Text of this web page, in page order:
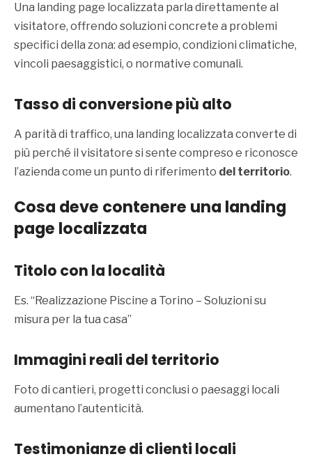
Una landing page localizzata parla direttamente al
visitatore, offrendo soluzioni concrete a problemi
specifici della zona: ad esempio, condizioni climatiche,
vincoli paesaggistici, o normative comunali.
Tasso di conversione più alto
A parità di traffico, una landing localizzata converte di
più perché il visitatore si sente compreso e riconosce
l’azienda come un punto di riferimento del territorio.
Cosa deve contenere una landing
page localizzata
Titolo con la località
Es. “Realizzazione Piscine a Torino – Soluzioni su
misura per la tua casa”
Immagini reali del territorio
Foto di cantieri, progetti conclusi o paesaggi locali
aumentano l’autenticità.
Testimonianze di clienti locali